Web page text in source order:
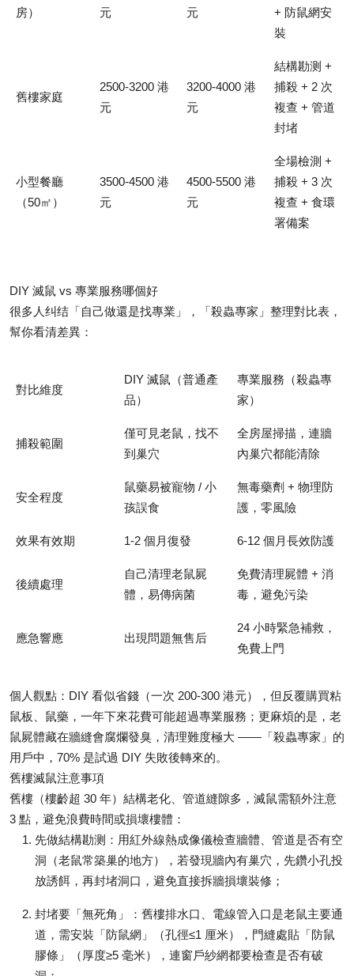
房）
元
元
+ 防鼠網安
裝
舊樓家庭
2500-3200 港
元
3200-4000 港
元
結構勘测 +
捕殺 + 2 次
複查 + 管道
封堵
小型餐廳
（50㎡）
3500-4500 港
元
4500-5500 港
元
全場檢測 +
捕殺 + 3 次
複查 + 食環
署備案
DIY 滅鼠 vs 專業服務哪個好
很多人纠结「自己做還是找專業」，「殺蟲專家」整理對比表，
幫你看清差異：
對比維度
DIY 滅鼠（普通產
品）
專業服務（殺蟲專
家）
捕殺範圍
僅可見老鼠，找不
到巢穴
全房屋掃描，連牆
內巢穴都能清除
安全程度
鼠藥易被寵物 / 小
孩誤食
無毒藥劑 + 物理防
護，零風險
效果有效期 1-2 個月復發 6-12 個月長效防護
後續處理
自己清理老鼠屍
體，易傳病菌
免費清理屍體 + 消
毒，避免污染
應急響應 出現問題無售后
24 小時緊急補救，
免費上門
個人觀點：DIY 看似省錢（一次 200-300 港元），但反覆購買粘
鼠板、鼠藥，一年下來花費可能超過專業服務；更麻煩的是，老
鼠屍體藏在牆縫會腐爛發臭，清理難度極大 ——「殺蟲專家」的
用戶中，70% 是試過 DIY 失敗後轉來的。
舊樓滅鼠注意事項
舊樓（樓齡超 30 年）結構老化、管道縫隙多，滅鼠需額外注意
3 點，避免浪費時間或損壞樓體：
先做結構勘测 ：用紅外線熱成像儀檢查牆體、管道是否有空
洞（老鼠常築巢的地方），若發現牆內有巢穴，先鑽小孔投
放誘餌，再封堵洞口，避免直接拆牆損壞裝修；
封堵要「無死角」
：舊樓排水口、電線管入口是老鼠主要通
道，需安裝「防鼠網」（孔徑≤1 厘米），門縫處貼「防鼠
膠條」（厚度≥5 毫米），連窗戶紗網都要檢查是否有破